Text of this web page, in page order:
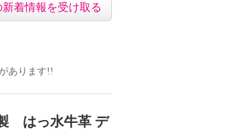
着情報を受け取る
あります!!
はっ水牛革 デ